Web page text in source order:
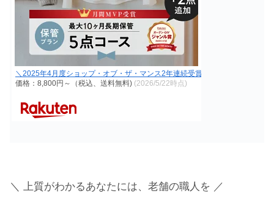
＼2025年4月度ショップ・オブ・ザ・マンス2年連続受賞／【送料無料】宅配
価格：8,800円～（税込、送料無料) (2026/5/22時点)
＼ 上質がわかるあなたには、老舗の職人を ／